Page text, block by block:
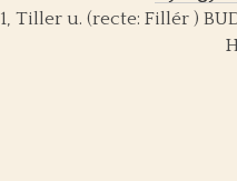
1, Tiller u. (recte: Fillér )